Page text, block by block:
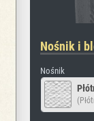
Nośnik i
Nośnik